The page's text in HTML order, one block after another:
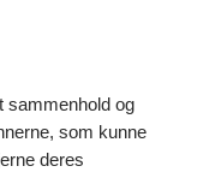
sammenhold og
som kunne
deres